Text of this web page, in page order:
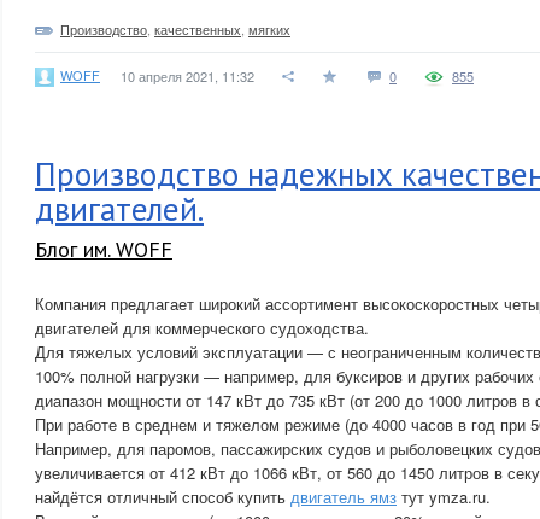
Производство качественных мягких
WOFF 10 апреля 2021, 11:32 0 855
Производство надежных
двигателей.
Блог им. WOFF
Компания предлагает широкий ассортимент высокоскоростных
двигателей для коммерческого судоходства.
Для тяжелых условий эксплуатации — с неограниченным
100% полной нагрузки — например, для буксиров и других
диапазон мощности от 147 кВт до 735 кВт (от 200 до 1000 литров в
При работе в среднем и тяжелом режиме (до 4000 часов в год при
Например, для паромов, пассажирских судов и рыболовецких
увеличивается от 412 кВт до 1066 кВт, от 560 до 1450 литров в
найдётся отличный способ купить двигатель ямз тут ymza.ru.